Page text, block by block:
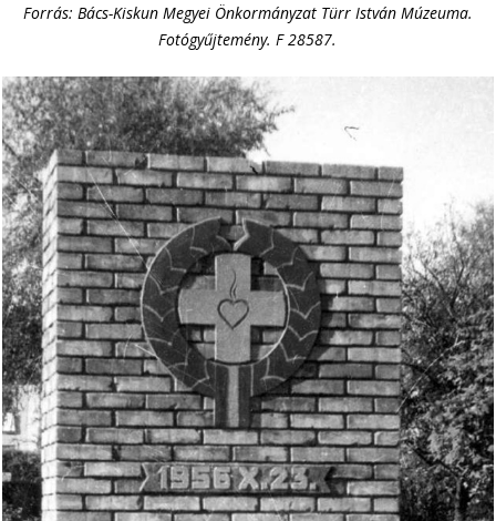
Forrás: Bács-Kiskun Megyei Önkormányzat Türr István Múzeuma.
Fotógyűjtemény. F 28587.